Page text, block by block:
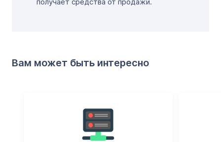
Вам может быть интересно